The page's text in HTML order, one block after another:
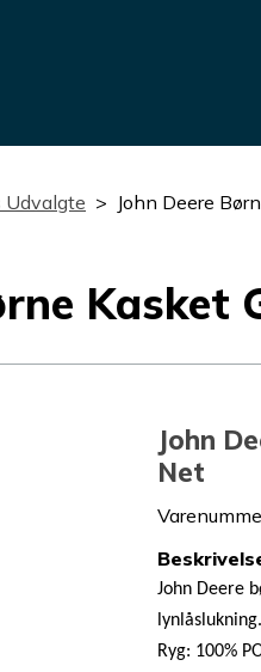
Udvalgte John Deere
Kasket
John
Net
John Deere
Ryg: 100%